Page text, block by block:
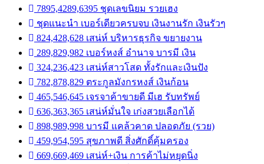
7895,4289,6395 ชุดเลขนิยม รวยเฮง
ชุดแนะนำ เบอร์เดียวครบจบ เงินงานรัก เงินรัวๆ
824,428,628 เสน่ห์ บริหารธุรกิจ ขยายงาน
289,829,982 เบอร์หงส์ อำนาจ บารมี เงิน
324,236,423 เสน่ห์สาวโสด ทั้งรักและเงินปัง
782,878,829 ตระกูลมังกรหงส์ เงินก้อน
465,546,645 เจรจาค้าขายดี มีเฮ รับทรัพย์
636,363,365 เสน่ห์มั่นใจ เก่งสวยเลือกได้
898,989,998 บารมี แคล้วคาด ปลอดภัย (รวย)
459,954,595 สุขภาพดี สิ่งศักดิ์คุ้มครอง
669,669,469 เสน่ห์+เงิน การค้าไม่หยุดนิ่ง